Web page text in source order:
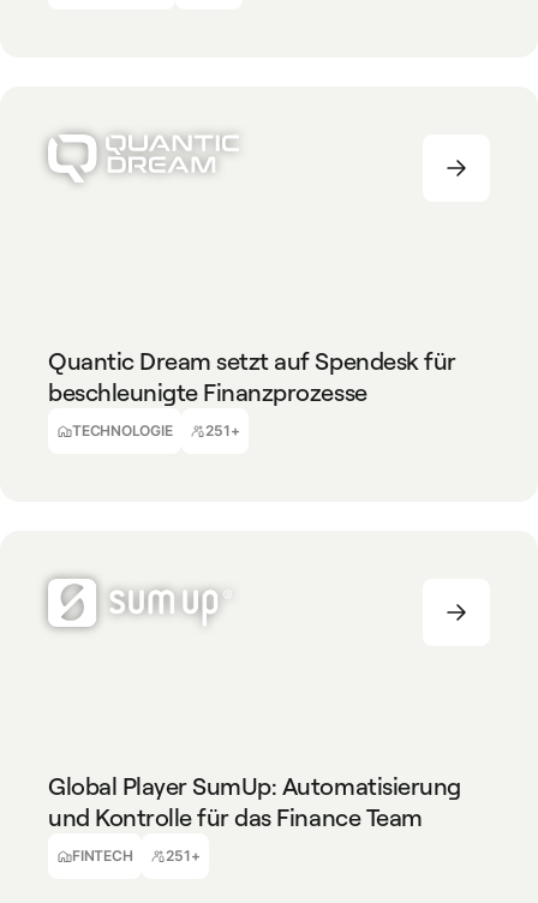
Quantic Dream setzt auf Spendesk für
beschleunigte Finanzprozesse
TECHNOLOGIE 251+
Tony Goncalves
CFO
Global Player SumUp: Automatisierung
und Kontrolle für das Finance Team
FINTECH 251+
Daniel Mitev
Teamleiter Accounting